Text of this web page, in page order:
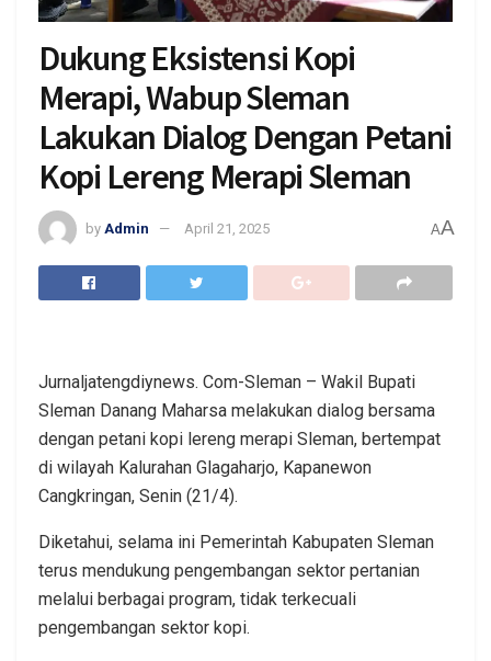
Dukung Eksistensi Kopi
Merapi, Wabup Sleman
Lakukan Dialog Dengan Petani
Kopi Lereng Merapi Sleman
by Admin April 21, 2025 AA
Jurnaljatengdiynews. Com-Sleman – Wakil Bupati
Sleman Danang Maharsa melakukan dialog bersama
dengan petani kopi lereng merapi Sleman, bertempat
di wilayah Kalurahan Glagaharjo, Kapanewon
Cangkringan, Senin (21/4).
Diketahui, selama ini Pemerintah Kabupaten Sleman
terus mendukung pengembangan sektor pertanian
melalui berbagai program, tidak terkecuali
pengembangan sektor kopi.